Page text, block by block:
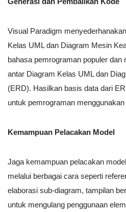
Visual Paradigm
Kelas UML dan Diagram Mesin
bahasa pemrograman populer
antar Diagram Kelas UML dan
(ERD). Hasilkan basis data dari
untuk pemrograman
Kemampuan Pelacakan Model
Jaga kemampuan pelacakan
melalui berbagai cara seperti
elaborasi sub-diagram, tampilan
untuk mengulang penggunaan